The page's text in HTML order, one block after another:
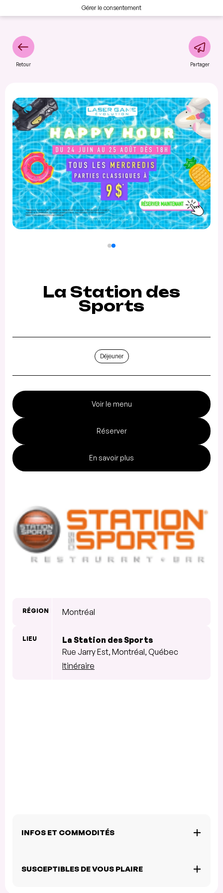
Gérer le consentement
Retour Partager
La Station des
Sports
Déjeuner
Voir le menu
Réserver
En savoir plus
RÉGION Montréal
LIEU
La Station des Sports
Rue Jarry Est, Montréal, Québec
Itinéraire
INFOS ET COMMODITÉS
SUSCEPTIBLES DE VOUS PLAIRE